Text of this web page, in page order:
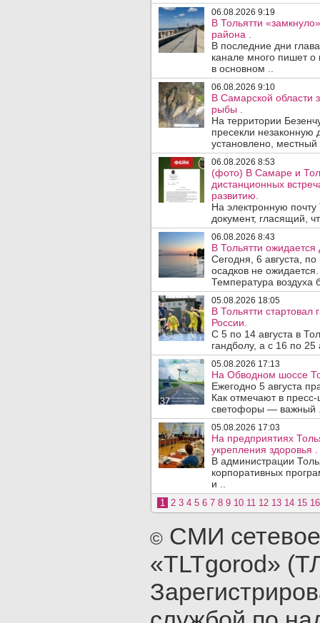
06.08.2026 9:19
В Тольятти
района .
В последние дни
канале много пишет о
в основном ..
06.08.2026 9:10
В Самарской области
рыбы .
На территории
пресекли незаконную
установлено, местный
06.08.2026 8:53
(фото) В Самаре и
дистанционных
развитию.
На электронную
документ, гласящий,
06.08.2026 8:43
В Тольятти ожидается
Сегодня, 6 августа,
осадков не
Температура воздуха
05.08.2026 18:05
В Тольятти
России.
С 5 по 14 августа в
гандболу, а с 16 по
05.08.2026 17:13
На Обводном шоссе
Ежегодно 5 августа
Как отмечают в
светофоры — важный
05.08.2026 17:03
На предприятиях
укрепления здоровья .
В администрации
корпоративных
и ..
1 2 3 4 5 6 7 8 9 10 11 12 13 14 15 16
© СМИ
«TLTgorod»